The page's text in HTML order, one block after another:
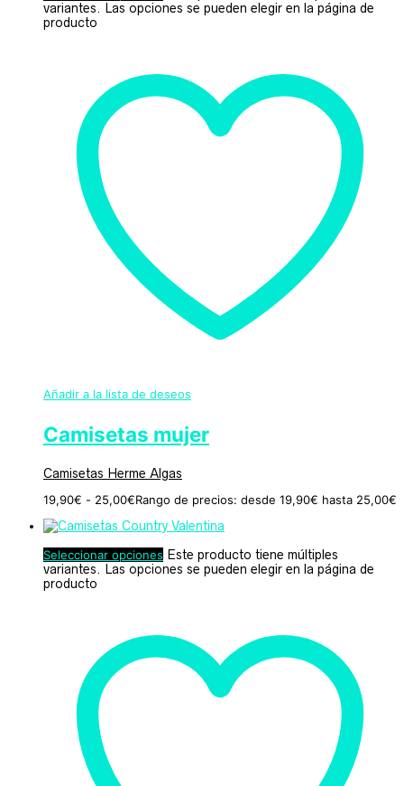
variantes. Las opciones se pueden elegir en la página de
producto
Añadir a la lista de deseos
Camisetas mujer
Camisetas Herme Algas
19,90€ - 25,00€Rango de precios: desde 19,90€ hasta 25,00€
Seleccionar opciones Este producto tiene múltiples
variantes. Las opciones se pueden elegir en la página de
producto